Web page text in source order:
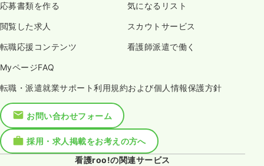
応募書類を作る 気になるリスト
閲覧した求人 スカウトサービス
転職応援コンテンツ 看護師派遣で働く
MyページFAQ
転職・派遣就業サポート利用規約および個人情報保護方針
お問い合わせフォーム
採用・求人掲載をお考えの方へ
看護roo!の関連サービス